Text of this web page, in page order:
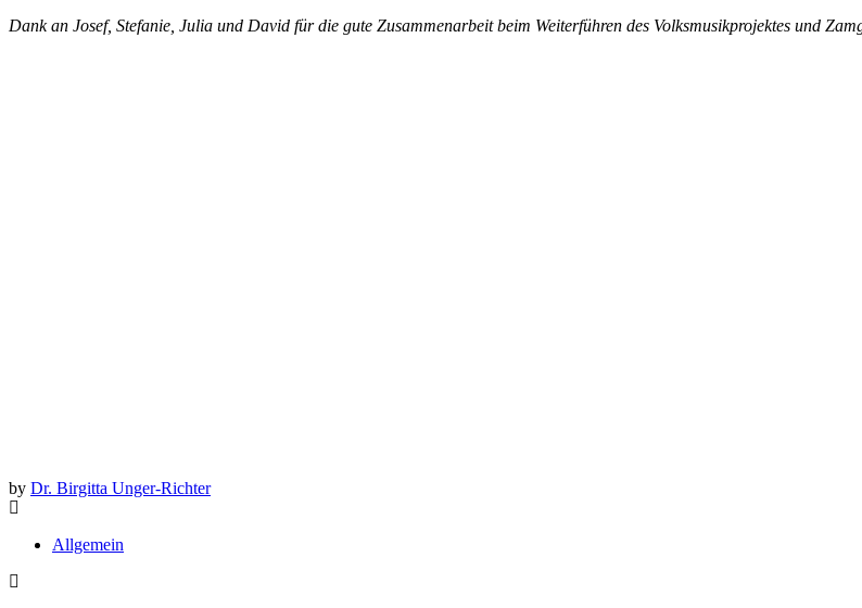
Dank an Josef, Stefanie, Julia und David für die gute Zusammenarbeit beim Weiterführen des Volksmusikprojektes und
by Dr. Birgitta Unger-Richter
Allgemein